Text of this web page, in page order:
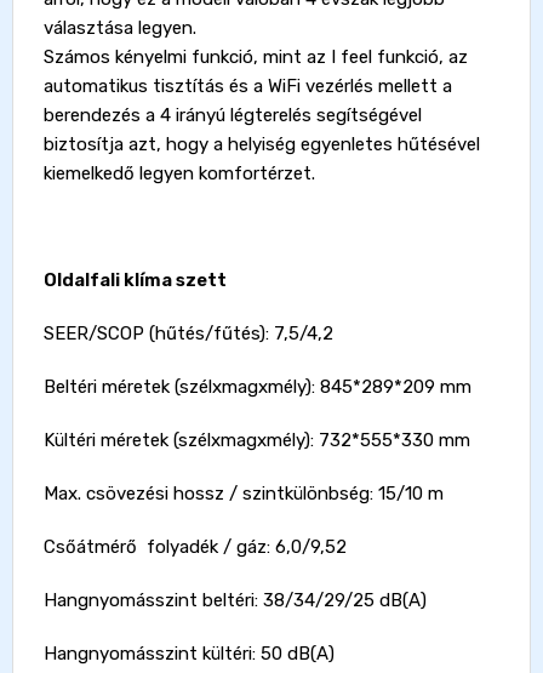
választása legyen.
Számos kényelmi funkció, mint az I feel funkció, az
automatikus tisztítás és a WiFi vezérlés mellett a
berendezés a 4 irányú légterelés segítségével
biztosítja azt, hogy a helyiség egyenletes hűtésével
kiemelkedő legyen komfortérzet.
Oldalfali klíma szett
SEER/SCOP (hűtés/fűtés): 7,5/4,2
Beltéri méretek (szélxmagxmély): 845*289*209 mm
Kültéri méretek (szélxmagxmély): 732*555*330 mm
Max. csövezési hossz / szintkülönbség: 15/10 m
Csőátmérő folyadék / gáz: 6,0/9,52
Hangnyomásszint beltéri: 38/34/29/25 dB(A)
Hangnyomásszint kültéri: 50 dB(A)